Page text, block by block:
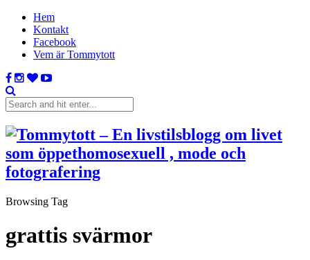
Hem
Kontakt
Facebook
Vem är Tommytott
Browsing Tag
grattis svärmor